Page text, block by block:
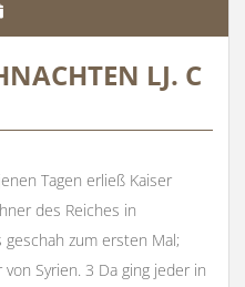
LJ. C
Tagen erließ Kaiser
des Reiches in
zum ersten Mal;
Syrien. 3 Da ging jeder in